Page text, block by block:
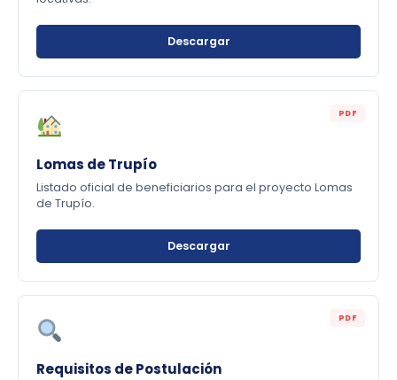
Descargar
PDF
Lomas de Trupío
Listado oficial de beneficiarios para el proyecto Lomas
de Trupío.
Descargar
PDF
Requisitos de Postulación